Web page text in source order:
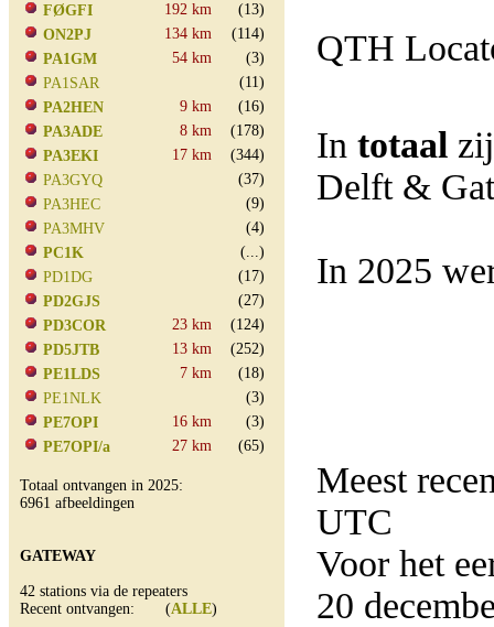
FØGFI 192 km
(13)
ON2PJ
134 km
(114)
PA1GM
54 km
(3)
PA1SAR
(11)
PA2HEN
9 km
(16)
PA3ADE
8 km
(178)
PA3EKI
17 km
(344)
PA3GYQ
(37)
PA3HEC
(9)
PA3MHV
(4)
PC1K
(...)
PD1DG
(17)
PD2GJS
(27)
PD3COR
23 km
(124)
PD5JTB
13 km
(252)
PE1LDS
7 km
(18)
PE1NLK
(3)
PE7OPI
16 km
(3)
PE7OPI/a
27 km (65)
Totaal ontvangen in 2025:
6961 afbeeldingen
GATEWAY
42 stations via de repeaters
Recent ontvangen: (ALLE)
QTH
In totaal
Delft &
In 2025
Meest
UTC
Voor het
20